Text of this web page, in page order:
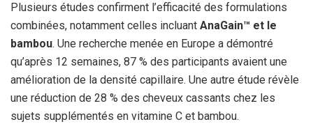
Plusieurs études confirment l’efficacité des formulations
combinées, notamment celles incluant AnaGain™ et le
bambou. Une recherche menée en Europe a démontré
qu’après 12 semaines, 87 % des participants avaient une
amélioration de la densité capillaire. Une autre étude révèle
une réduction de 28 % des cheveux cassants chez les
sujets supplémentés en vitamine C et bambou.